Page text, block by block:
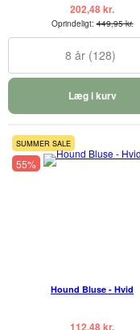
202,48 kr.
Oprindeligt:449,95 kr.
8 år (128)
Læg i kurv
SUMMER SALE
55%
Hound Bluse - Hvid
112,48 kr.